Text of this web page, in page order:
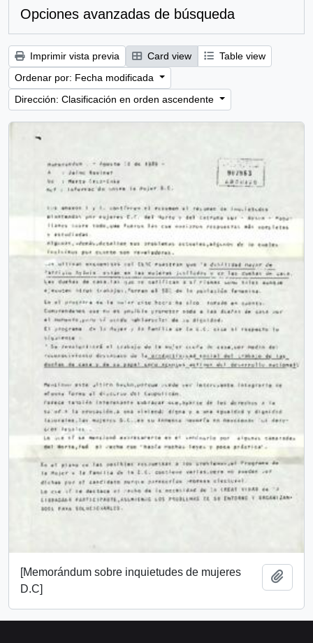
Opciones avanzadas de búsqueda
Imprimir vista previa Card view
Table view
Ordenar por: Fecha modificada
Dirección: Clasificación en orden ascendente
[Memorándum sobre inquietudes de mujeres
D.C]